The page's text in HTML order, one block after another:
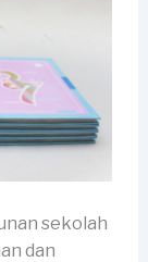
sekolah
dan